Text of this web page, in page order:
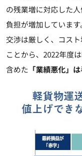
の残業増に対応した
負担が増加していま
交渉は厳しく、コス
ことから、2022年度
含めた 「業績悪化」